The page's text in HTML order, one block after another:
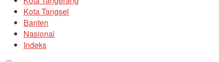
Kota Tangsel
Banten
Nasional
Indeks